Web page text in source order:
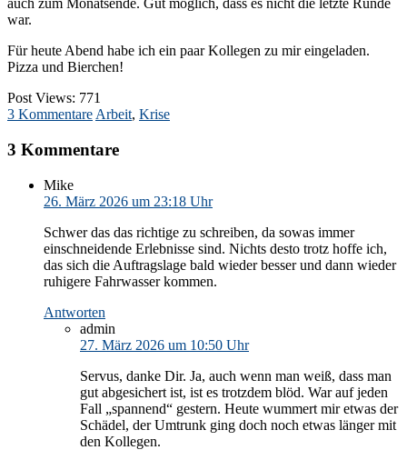
auch zum Monatsende. Gut möglich, dass es nicht die letzte Runde
war.
Für heute Abend habe ich ein paar Kollegen zu mir eingeladen.
Pizza und Bierchen!
Post Views: 771
3 KommentareArbeit, Krise
3 Kommentare
Mike
26. März 2026 um 23:18 Uhr
Schwer das das richtige zu schreiben, da sowas immer
einschneidende Erlebnisse sind. Nichts desto trotz hoffe ich,
das sich die Auftragslage bald wieder besser und dann wieder
ruhigere Fahrwasser kommen.
Antworten
admin
27. März 2026 um 10:50 Uhr
Servus, danke Dir. Ja, auch wenn man weiß, dass man
gut abgesichert ist, ist es trotzdem blöd. War auf jeden
Fall „spannend“ gestern. Heute wummert mir etwas der
Schädel, der Umtrunk ging doch noch etwas länger mit
den Kollegen.